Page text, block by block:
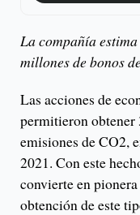
La compañía
millones de bonos
Las acciones de
permitieron obtener
emisiones de CO2,
2021. Con este
convierte en
obtención de este